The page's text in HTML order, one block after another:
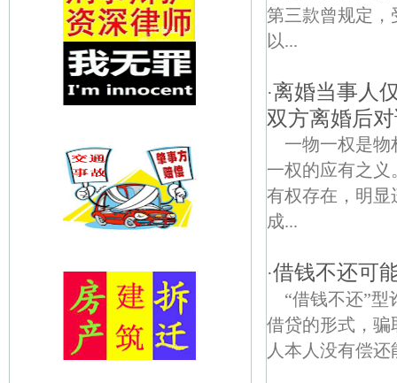
第三款曾规定
以...
·离婚当事人
双方离婚后
一物一权是
一权的应有之
有权存在，明显
成...
·借钱不还可
“借钱不还”
借贷的形式，骗
人本人没有偿